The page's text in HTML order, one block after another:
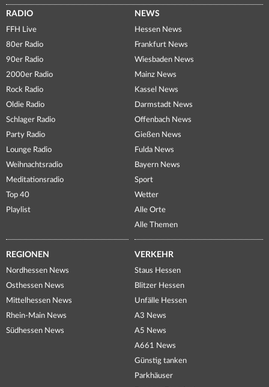
RADIO
FFH Live
80er Radio
90er Radio
2000er Radio
Rock Radio
Oldie Radio
Schlager Radio
Party Radio
Lounge Radio
Weihnachtsradio
Meditationsradio
Top 40
Playlist
NEWS
Hessen News
Frankfurt News
Wiesbaden News
Mainz News
Kassel News
Darmstadt News
Offenbach News
Gießen News
Fulda News
Bayern News
Sport
Wetter
Alle Orte
Alle Themen
REGIONEN
Nordhessen News
Osthessen News
Mittelhessen News
Rhein-Main News
Südhessen News
VERKEHR
Staus Hessen
Blitzer Hessen
Unfälle Hessen
A3 News
A5 News
A661 News
Günstig tanken
Parkhäuser